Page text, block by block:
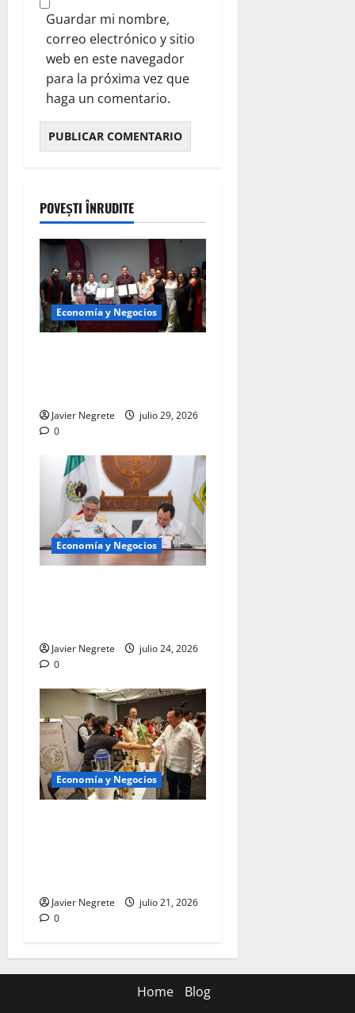
Guardar mi nombre,
correo electrónico y sitio
web en este navegador
para la próxima vez que
haga un comentario.
POVEȘTI ÎNRUDITE
Economía y Negocios
Javier Negrete
julio 29, 2026
0
Economía y Negocios
Javier Negrete
julio 24, 2026
0
Economía y Negocios
Javier Negrete
julio 21, 2026
0
Home Blog